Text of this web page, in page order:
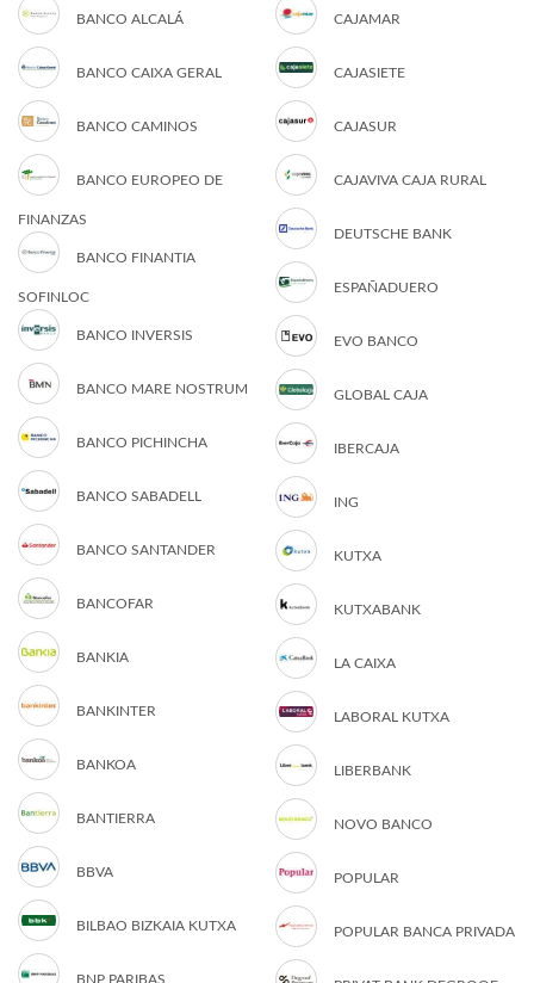
BANCO ALCALÁ
BANCO CAIXA GERAL
BANCO CAMINOS
BANCO EUROPEO DE
FINANZAS
BANCO FINANTIA
SOFINLOC
BANCO INVERSIS
BANCO MARE NOSTRUM
BANCO PICHINCHA
BANCO SABADELL
BANCO SANTANDER
BANCOFAR
BANKIA
BANKINTER
BANKOA
BANTIERRA
BBVA
BILBAO BIZKAIA KUTXA
BNP PARIBAS
CAJAMAR
CAJASIETE
CAJASUR
CAJAVIVA CAJA RURAL
DEUTSCHE BANK
ESPAÑADUERO
EVO BANCO
GLOBAL CAJA
IBERCAJA
ING
KUTXA
KUTXABANK
LA CAIXA
LABORAL KUTXA
LIBERBANK
NOVO BANCO
POPULAR
POPULAR BANCA PRIVADA